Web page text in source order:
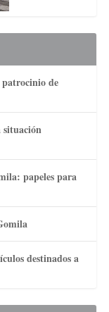
patrocinio de
papeles para
destinados a